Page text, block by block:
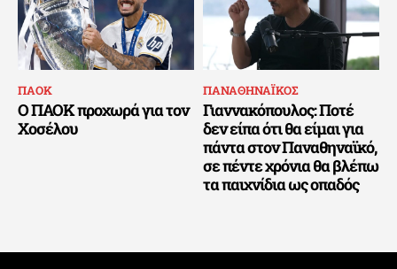
ΠΑΟΚ
Ο ΠΑΟΚ προχωρά για τον
Χοσέλου
ΠΑΝΑΘΗΝΑΪΚΟΣ
Γιαννακόπουλος: Ποτέ
δεν είπα ότι θα είμαι για
πάντα στον Παναθηναϊκό,
σε πέντε χρόνια θα βλέπω
τα παιχνίδια ως οπαδός